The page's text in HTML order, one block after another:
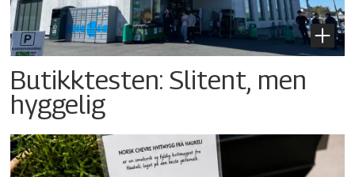
Butikktesten: Slitent, men
hyggelig